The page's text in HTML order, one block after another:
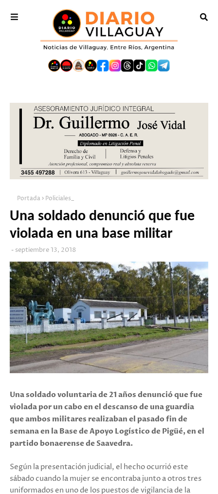
Portada Policiales_
Una soldado denunció que fue
violada en una base militar
septiembre 13, 2018
Una soldado voluntaria de 21 años denunció que fue
violada por un cabo en el descanso de una guardia
que ambos militares realizaban el pasado fin de
semana en la Base de Apoyo Logístico de Pigüé, en el
partido bonaerense de Saavedra.
Según la presentación judicial, el hecho ocurrió este
sábado cuando la mujer se encontraba junto a otros tres
uniformados en uno de los puestos de vigilancia de la